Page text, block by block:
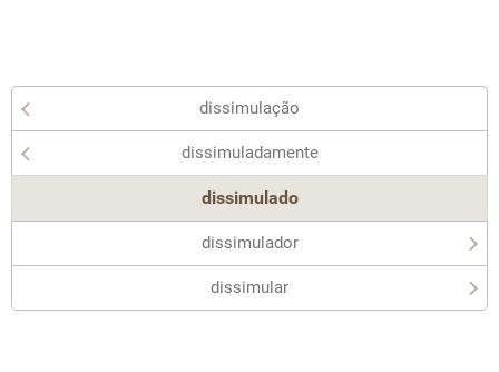
dissimulação
dissimuladamente
dissimulado
dissimulador
dissimular